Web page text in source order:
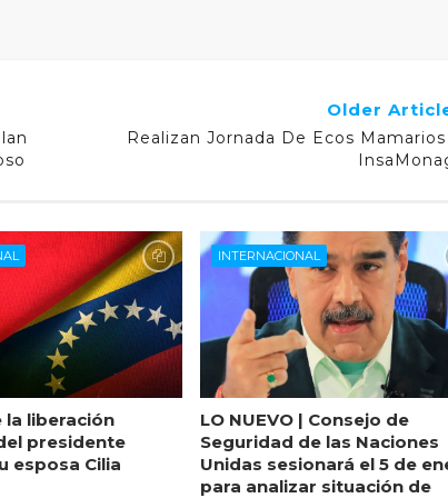
Older
Realizan Jornada De Ecos Mamarios
la liberación
presidente
esposa Cilia
INTERNACIONAL
LO NUEVO | Consejo de
Seguridad de las Naciones
Unidas sesionará el 5 de
para analizar situación de